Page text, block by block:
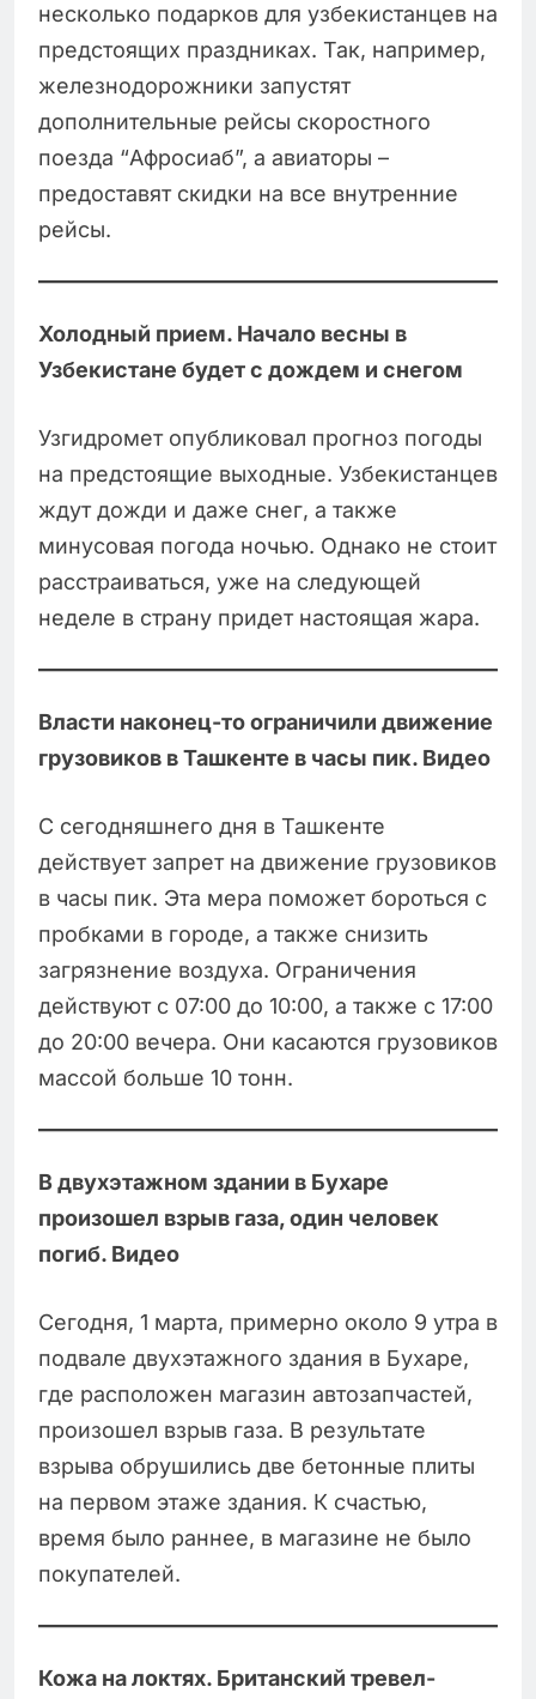
несколько подарков для узбекистанцев на
предстоящих праздниках. Так, например,
железнодорожники запустят
дополнительные рейсы скоростного
поезда “Афросиаб”, а авиаторы –
предоставят скидки на все внутренние
рейсы.
Холодный прием. Начало весны в
Узбекистане будет с дождем и снегом
Узгидромет опубликовал прогноз погоды
на предстоящие выходные. Узбекистанцев
ждут дожди и даже снег, а также
минусовая погода ночью. Однако не стоит
расстраиваться, уже на следующей
неделе в страну придет настоящая жара.
Власти наконец-то ограничили движение
грузовиков в Ташкенте в часы пик. Видео
С сегодняшнего дня в Ташкенте
действует запрет на движение грузовиков
в часы пик. Эта мера поможет бороться с
пробками в городе, а также снизить
загрязнение воздуха. Ограничения
действуют с 07:00 до 10:00, а также с 17:00
до 20:00 вечера. Они касаются грузовиков
массой больше 10 тонн.
В двухэтажном здании в Бухаре
произошел взрыв газа, один человек
погиб. Видео
Сегодня, 1 марта, примерно около 9 утра в
подвале двухэтажного здания в Бухаре,
где расположен магазин автозапчастей,
произошел взрыв газа. В результате
взрыва обрушились две бетонные плиты
на первом этаже здания. К счастью,
время было раннее, в магазине не было
покупателей.
Кожа на локтях. Британский тревел-